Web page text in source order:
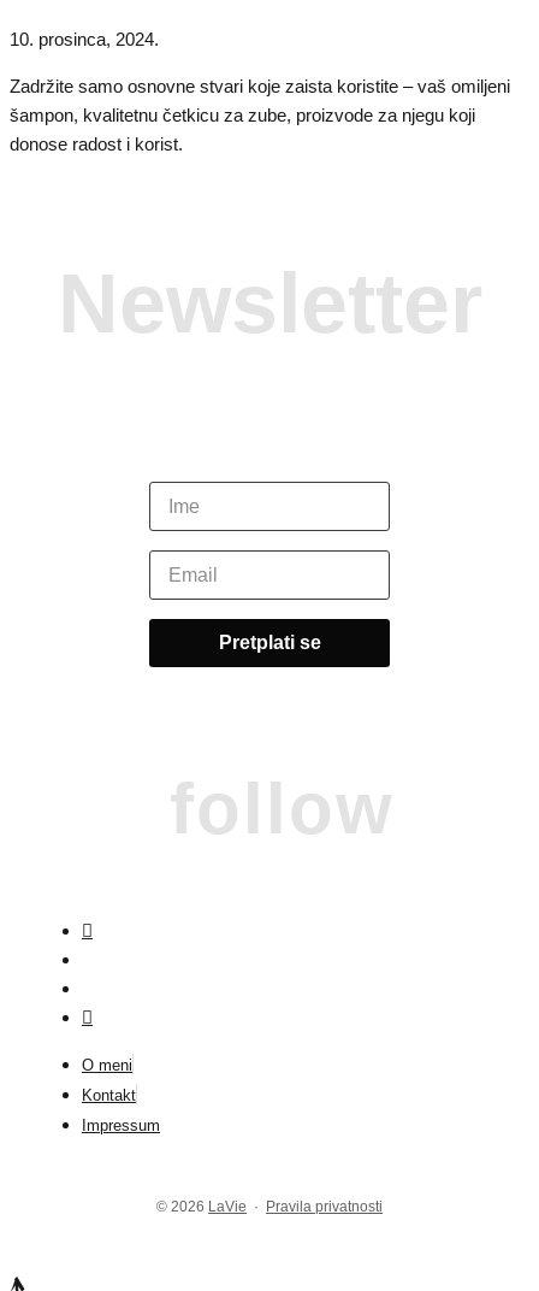
10. prosinca, 2024.
Zadržite samo osnovne stvari koje zaista koristite – vaš omiljeni
šampon, kvalitetnu četkicu za zube, proizvode za njegu koji
donose radost i korist.
Newsletter
follow
O meni
Kontakt
Impressum
© 2026 LaVie · Pravila privatnosti